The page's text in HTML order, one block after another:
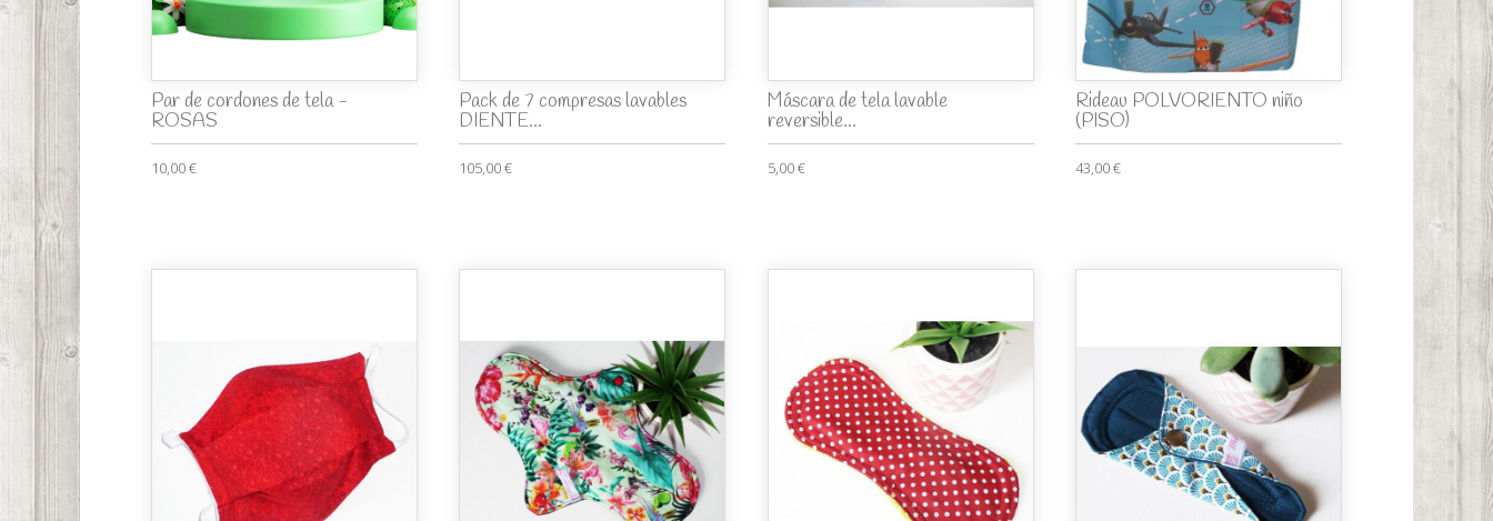
Par de cordones de tela -
ROSAS
10,00 €
Pack de 7 compresas lavables
DIENTE...
105,00 €
Máscara de tela lavable
reversible...
5,00 €
Rideau POLVORIENTO niño
(PISO)
43,00 €